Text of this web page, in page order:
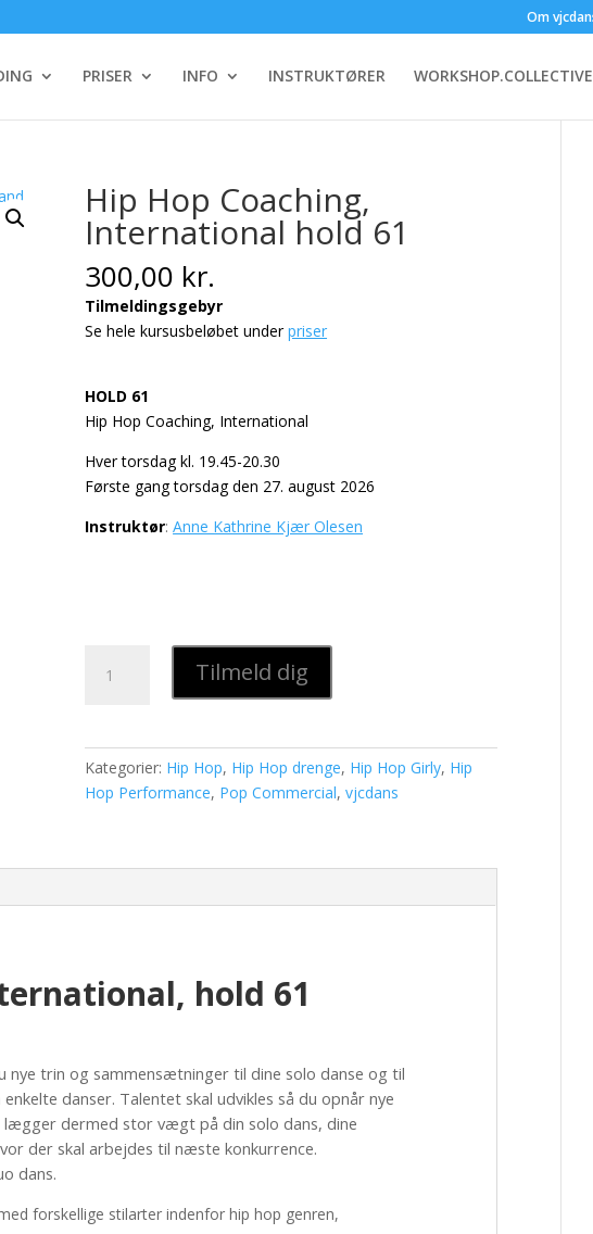
Om
PRISER INFO INSTRUKTØRER WORKSHOP.COLLECTIVE
Hip Hop Coaching,
International hold 61
300,00 kr.
Tilmeldingsgebyr
Se hele kursusbeløbet under priser
HOLD 61
Hip Hop Coaching, International
Hver torsdag kl. 19.45-20.30
Første gang torsdag den 27. august 2026
Instruktør:Anne Kathrine Kjær Olesen
Hop
antal
Tilmeld dig
Kategorier: Hip Hop, Hip Hop drenge, Hip Hop Girly, Hip
Hop Performance, Pop Commercial,vjcdans
hold 61
nye trin og sammensætninger til dine solo danse og til
danser. Talentet skal udvikles så du opnår nye
dermed stor vægt på din solo dans, dine
der skal arbejdes til næste konkurrence.
dans.
forskellige stilarter indenfor hip hop genren,